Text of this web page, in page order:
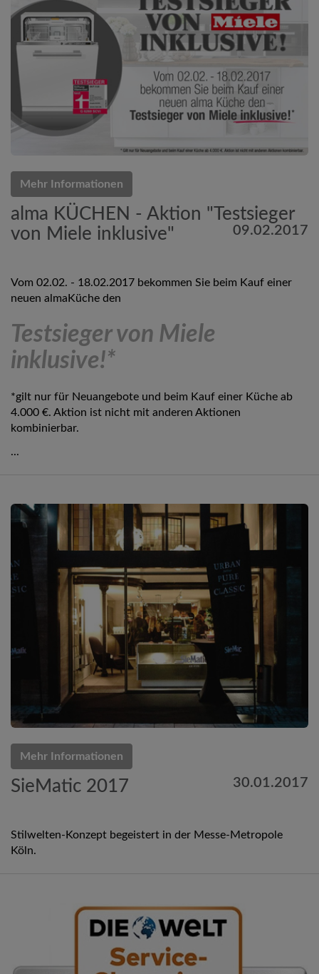
Mehr Informationen
alma KÜCHEN - Aktion "Testsieger
von Miele inklusive"
09.02.2017
Vom 02.02. - 18.02.2017 bekommen Sie beim Kauf einer
neuen almaKüche den
Testsieger von Miele
inklusive!*
*gilt nur für Neuangebote und beim Kauf einer Küche ab
4.000 €. Aktion ist nicht mit anderen Aktionen
kombinierbar.
...
Mehr Informationen
SieMatic 2017 30.01.2017
Stilwelten-Konzept begeistert in der Messe-Metropole
Köln.